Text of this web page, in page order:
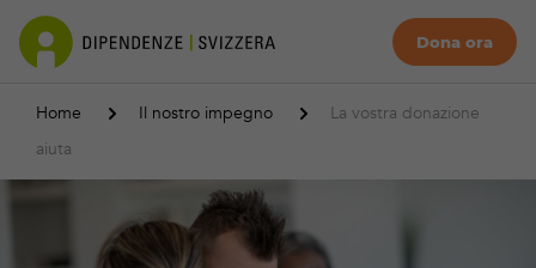
Dona ora
Home Il nostro impegno
La vostra donazione
aiuta